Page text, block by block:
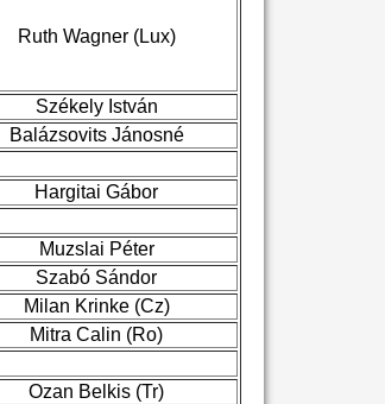
Ruth Wagner (Lux)
Székely István
Balázsovits Jánosné
Hargitai Gábor
Muzslai Péter
Szabó Sándor
Milan Krinke (Cz)
Mitra Calin (Ro)
Ozan Belkis (Tr)